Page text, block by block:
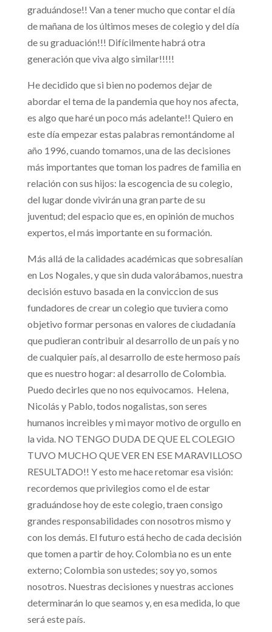
graduándose!! Van a tener mucho que contar el día
de mañana de los últimos meses de colegio y del día
de su graduación!!! Difícilmente habrá otra
generación que viva algo similar!!!!!
He decidido que si bien no podemos dejar de
abordar el tema de la pandemia que hoy nos afecta,
es algo que haré un poco más adelante!! Quiero en
este día empezar estas palabras remontándome al
año 1996, cuando tomamos, una de las decisiones
más importantes que toman los padres de familia en
relación con sus hijos: la escogencia de su colegio,
del lugar donde vivirán una gran parte de su
juventud; del espacio que es, en opinión de muchos
expertos, el más importante en su formación.
Más allá de la calidades académicas que sobresalían
en Los Nogales, y que sin duda valorábamos, nuestra
decisión estuvo basada en la conviccion de sus
fundadores de crear un colegio que tuviera como
objetivo formar personas en valores de ciudadanía
que pudieran contribuir al desarrollo de un país y no
de cualquier país, al desarrollo de este hermoso país
que es nuestro hogar: al desarrollo de Colombia.
Puedo decirles que no nos equivocamos. Helena,
Nicolás y Pablo, todos nogalistas, son seres
humanos increibles y mi mayor motivo de orgullo en
la vida. NO TENGO DUDA DE QUE EL COLEGIO
TUVO MUCHO QUE VER EN ESE MARAVILLOSO
RESULTADO!! Y esto me hace retomar esa visión:
recordemos que privilegios como el de estar
graduándose hoy de este colegio, traen consigo
grandes responsabilidades con nosotros mismo y
con los demás. El futuro está hecho de cada decisión
que tomen a partir de hoy. Colombia no es un ente
externo; Colombia son ustedes; soy yo, somos
nosotros. Nuestras decisiones y nuestras acciones
determinarán lo que seamos y, en esa medida, lo que
será este país.